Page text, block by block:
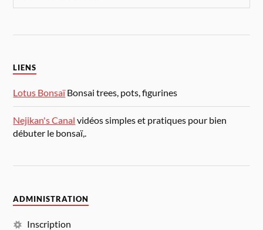
LIENS
Lotus BonsaïBonsai trees, pots, figurines
Nejikan's Canal vidéos simples et pratiques pour bien
débuter le bonsaï,.
ADMINISTRATION
Inscription